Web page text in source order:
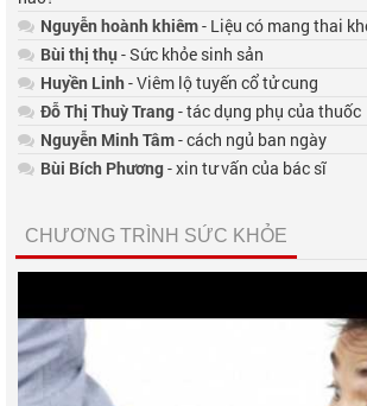
Nguyễn hoành khiêm- Liệu có mang thai
Bùi thị thụ- Sức khỏe sinh sản
Huyền Linh- Viêm lộ tuyến cổ tử cung
Đỗ Thị Thuỳ Trang- tác dụng phụ của thuốc
Nguyễn Minh Tâm- cách ngủ ban ngày
Bùi Bích Phương- xin tư vấn của bác sĩ
CHƯƠNG TRÌNH SỨC KHỎE